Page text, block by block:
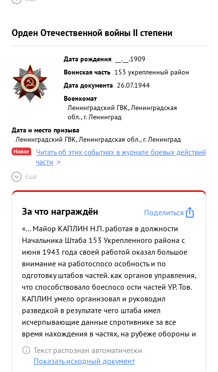
Орден Отечественной войны II степени
Дата рождения
__.__.1909
Воинская часть 153 укрепленный район
Дата документа 26.07.1944
Военкомат
Ленинградский ГВК, Ленинградская
обл., г. Ленинград
Дата и место призыва
Ленинградский ГВК, Ленинградская обл., г. Ленинград
Новое
Читать об этих событиях в журнале боевых действий
части
Ещё
За что награждён
Поделиться
«... Майор КАПЛИН Н.П. работая в должности
Начальника Штаба 153 Укрепленного района с
июня 1943 года своей работой оказал большое
внимание на работоспосо особность и по
одготовку штабов частей. как органов управления,
что способствовало боеспосо ости частей УР. Тов.
КАПЛИН умело организовал и руководил
разведкой в результате чего штаба имел
исчерпывающие данные спротивнике за все
время нахождения в частях, на рубеже обороны и
в процессе наступления. в период действия
частей УР с 26.6. по 8.7.44 года Штаб под
Текст распознан автоматически
Показать исходный документ